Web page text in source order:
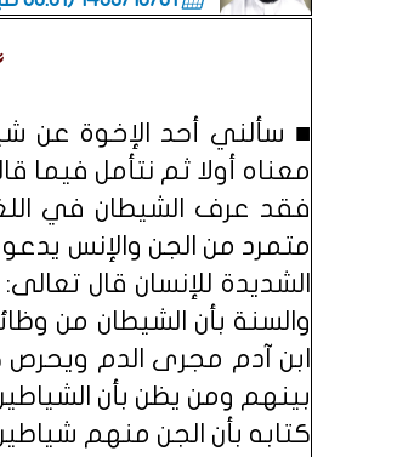
■ سألني أحد الإخوة عن
معناه أولا ثم نتأمل فيما
فقد عرف الشيطان في
متمرد من الجن والإنس يدعو
الشديدة للإنسان قال
والسنة بأن الشيطان من
ابن آدم مجرى الدم ويحرص
بينهم ومن يظن بأن
كتابه بأن الجن منهم